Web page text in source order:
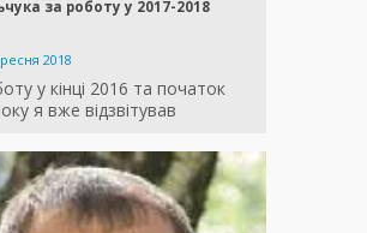
за роботу у 2017-2018
2018
у кінці 2016 та початок
я вже відзвітував